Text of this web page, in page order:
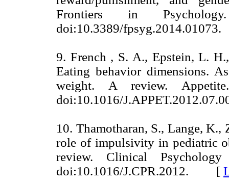
Frontiers in
doi:10.3389/
9. French , S. A., Epstein, L.
Eating behavior dimensions.
weight. A review.
doi:10.1016/
10. Thamotharan, S., Lange,
role of impulsivity in pediatric
review. Clinical
doi:10.1016/J.CPR.2012. [